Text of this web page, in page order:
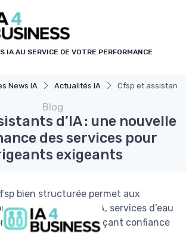
IA AU SERVICE DE VOTRE PERFORMANCE
News IA Actualités IA Cfsp et assistants
Blog
d’IA : une nouvelle
des services pour
exigeants
bien structurée permet aux
assistants d’IA, services d’eau
tout en renforçant confiance